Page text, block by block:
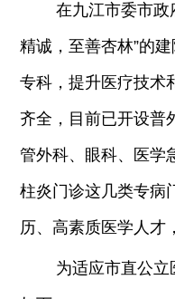
在九江市委市政
精诚，至善杏林”的
专科，提升医疗技术
齐全，目前已开设普
管外科、眼科、医学
柱炎门诊这几类专病
历、高素质医学人才
为适应市直公